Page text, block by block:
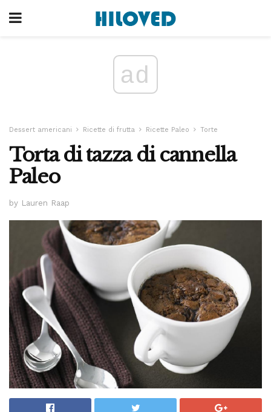
ad
Dessert americani Ricette di frutta Ricette Paleo Torte
Torta di tazza di cannella
Paleo
by Lauren Raap